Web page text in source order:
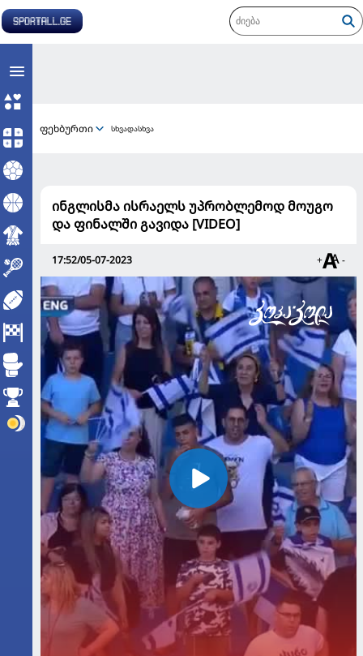
ფეხბურთი სხვადასხვა
ინგლისმა ისრაელს უპრობლემოდ მოუგო
და ფინალში გავიდა [VIDEO]
17:52/05-07-2023 + -